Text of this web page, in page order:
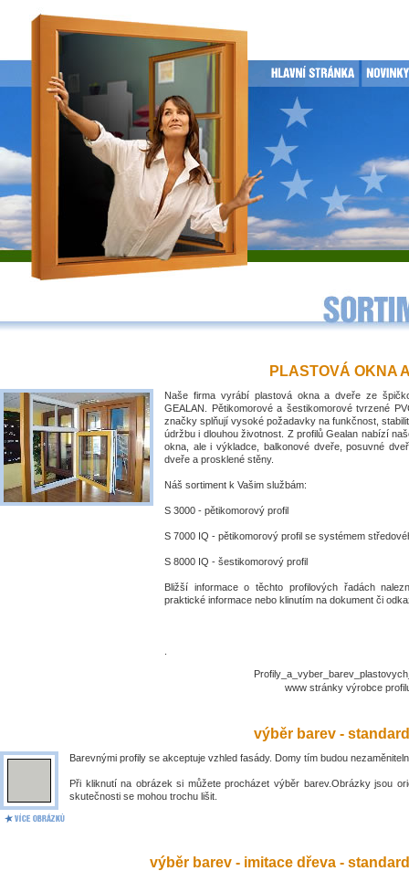
PLASTOVÁ OKNA
Naše firma vyrábí plastová okna a dveře ze
GEALAN. Pětikomorové a šestikomorové tvrzené
značky splňují vysoké požadavky na funkčnost,
údržbu i dlouhou životnost. Z profilů Gealan nabízí
okna, ale i výkladce, balkonové dveře, posuvné
dveře a prosklené stěny.
Náš sortiment k Vašim službám:
S 3000 - pětikomorový profil
S 7000 IQ - pětikomorový profil se systémem
S 8000 IQ - šestikomorový profil
Bližší informace o těchto profilových řadách
praktické informace nebo klinutím na dokument či
www stránky výrobce
výběr barev -
Barevnými profily se akceptuje vzhled fasády. Domy tím budou
Při kliknutí na obrázek si můžete procházet výběr barev.Obrázky jsou
skutečnosti se mohou trochu lišit.
výběr barev - imitace dřeva -